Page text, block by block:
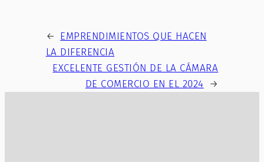
← EMPRENDIMIENTOS QUE HACEN
LA DIFERENCIA
EXCELENTE GESTIÓN DE LA CÁMARA
DE COMERCIO EN EL 2024 →